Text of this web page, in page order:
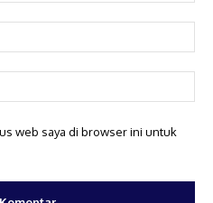
web saya di browser ini untuk